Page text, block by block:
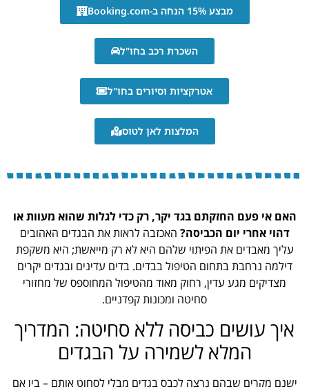
מבצע 15% הנחה ב-Booking.com
השכרת רכב בחו"ל
אטרקציות וסיורים בחו"ל
המלצות לאן לטוס
האם אי פעם החזקתם בגד יקר, רק כדי לגלות שהוא מעוות או
דהוי אחרי יום הכביסה? האכזבה לראות את הבגדים האהובים
עליך מאבדים את הפיתוי שלהם היא לא רק מייאשת; היא משקפת
דילמה נרחבת בתחום הטיפול בבדים. בדים עדינים ובגדים יקרים
מצדיקים מגע עדין, רחוק מאוד מהטיפול המחוספס של מחזורי
סחיטה ומכונות קפדניים.
איך עושים כביסה ללא סחיטה: המדריך
המלא לשמירה על הבגדים
ישנם מקרים שבהם נרצה לכבס בגדים מבלי לסחוט אותם – בין אם